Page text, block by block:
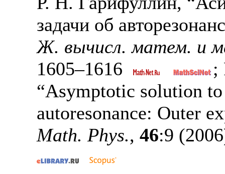
задачи об
Ж. вычисл. матем. и
1605–1616
;
“Asymptotic solution
autoresonance: Outer
Math. Phys., 46:9